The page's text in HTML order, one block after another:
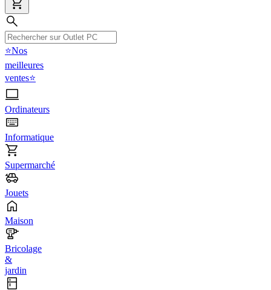
⭐Nos
meilleures
ventes⭐
Ordinateurs
Informatique
Supermarché
Jouets
Maison
Bricolage
&
jardin